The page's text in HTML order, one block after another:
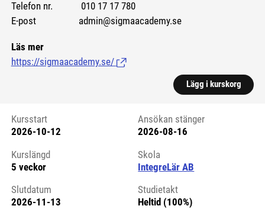
Telefon nr. 010 17 17 780
E-post admin@sigmaacademy.se
Läs mer
https://sigmaacademy.se/ (Länk till extern sida.)
Lägg i kurskorg
Kursstart 6252872
Kursstart
2026-10-12
Ansökan stänger
2026-08-16
Kurslängd
5 veckor
Skola
IntegreLär AB
Slutdatum
2026-11-13
Studietakt
Heltid (100%)